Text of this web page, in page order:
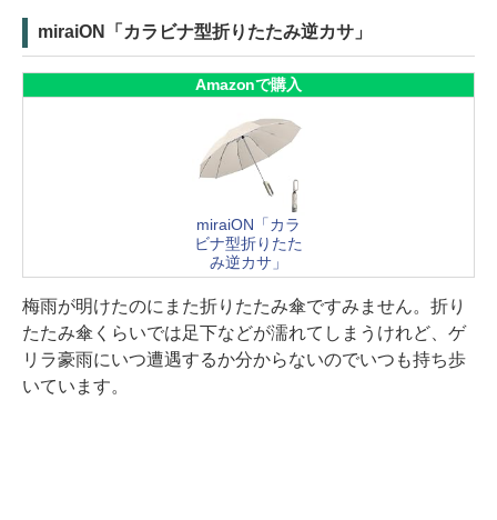
miraiON「カラビナ型折りたたみ逆カサ」
Amazonで購入
miraiON「カラ
ビナ型折りたた
み逆カサ」
梅雨が明けたのにまた折りたたみ傘ですみません。折り
たたみ傘くらいでは足下などが濡れてしまうけれど、ゲ
リラ豪雨にいつ遭遇するか分からないのでいつも持ち歩
いています。